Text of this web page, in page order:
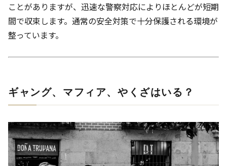
ことがありますが、迅速な警察対応によりほとんどが短期
間で収束します。通常の安全対策で十分保護される環境が
整っています。
ギャング、マフィア、やくざはいる？